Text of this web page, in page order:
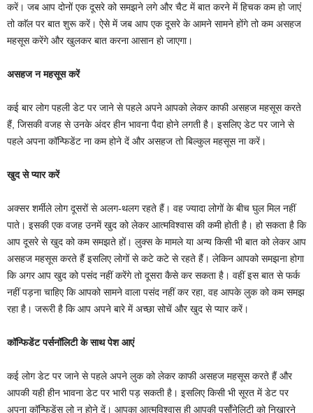
करें। जब आप दोनों एक दूसरे को समझने लगे और चैट में बात करने में हिचक कम हो जाएं
तो काॅल पर बात शुरू करें। ऐसे में जब आप एक दूसरे के आमने सामने होंगे तो कम असहज
महसूस करेंगे और खुलकर बात करना आसान हो जाएगा।
असहज न महसूस करें
कई बार लोग पहली डेट पर जाने से पहले अपने आपको लेकर काफी असहज महसूस करते
हैं, जिसकी वजह से उनके अंदर हीन भावना पैदा होने लगती है। इसलिए डेट पर जाने से
पहले अपना कॉन्फिडेंट ना कम होने दें और असहज तो बिल्कुल महसूस ना करें।
खुद से प्यार करें
अक्सर शर्मीले लोग दूसरों से अलग-थलग रहते हैं। वह ज्यादा लोगों के बीच घुल मिल नहीं
पाते। इसकी एक वजह उनमें खुद को लेकर आत्मविश्वास की कमी होती है। हो सकता है कि
आप दूसरे से खुद को कम समझते हों। लुक्स के मामले या अन्य किसी भी बात को लेकर आप
असहज महसूस करते हैं इसलिए लोगों से कटे कटे से रहते हैं। लेकिन आपको समझना होगा
कि अगर आप खुद को पसंद नहीं करेंगे तो दूसरा कैसे कर सकता है। वहीं इस बात से फर्क
नहीं पड़ना चाहिए कि आपको सामने वाला पसंद नहीं कर रहा, वह आपके लुक को कम समझ
रहा है। जरूरी है कि आप अपने बारे में अच्छा सोचें और खुद से प्यार करें।
कॉन्फिडेंट पर्सनॉलिटी के साथ पेश आएं
कई लोग डेट पर जाने से पहले अपने लुक को लेकर काफी असहज महसूस करते हैं और
आपकी यही हीन भावना डेट पर भारी पड़ सकती है। इसलिए किसी भी सूरत में डेट पर
अपना कॉन्फिडेंस लो न होने दें। आपका आत्मविश्वास ही आपकी पर्सॉनेलिटी को निखारने